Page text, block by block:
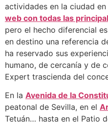
actividades en la ciudad
web con todas las
pero el hecho diferencial
en destino una referencia
ha reservado sus
humano, de cercanía y de
Expert trascienda del
En la Avenida de la
peatonal de Sevilla, en el
Tetuán… hasta en el Patio